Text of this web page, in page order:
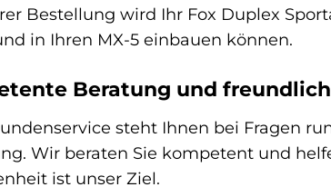
Bestellung wird Ihr Fox Duplex
in Ihren MX-5 einbauen können.
Beratung und
steht Ihnen bei Fragen
Wir beraten Sie kompetent und
ist unser Ziel.